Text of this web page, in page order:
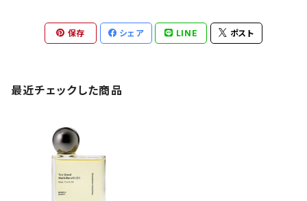
保存 シェア LINE ポスト
最近チェックした商品